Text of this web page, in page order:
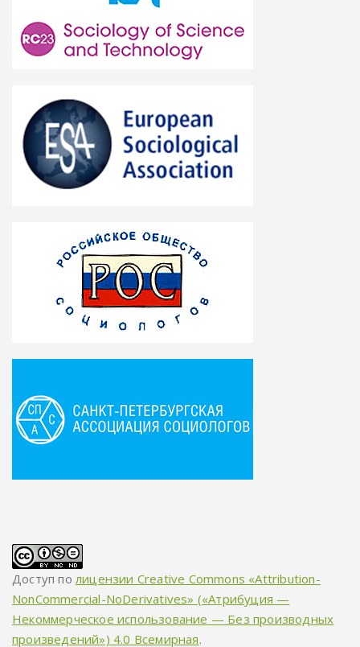
Доступ полицензии Creative Commons «Attribution-
NonCommercial-NoDerivatives» («Атрибуция —
Некоммерческое использование — Без производных
произведений») 4.0 Всемирная.